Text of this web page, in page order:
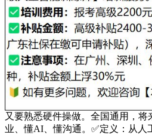
又要熟悉硬件操做。全国通用，
业、懂AI、懂沟通。✅定义：从人